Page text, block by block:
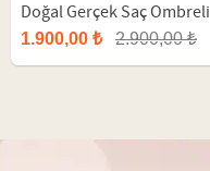
Doğal Gerçek Saç Ombreli
Sarı Orta Peruk
1.900,00 ₺ 2.900,00 ₺